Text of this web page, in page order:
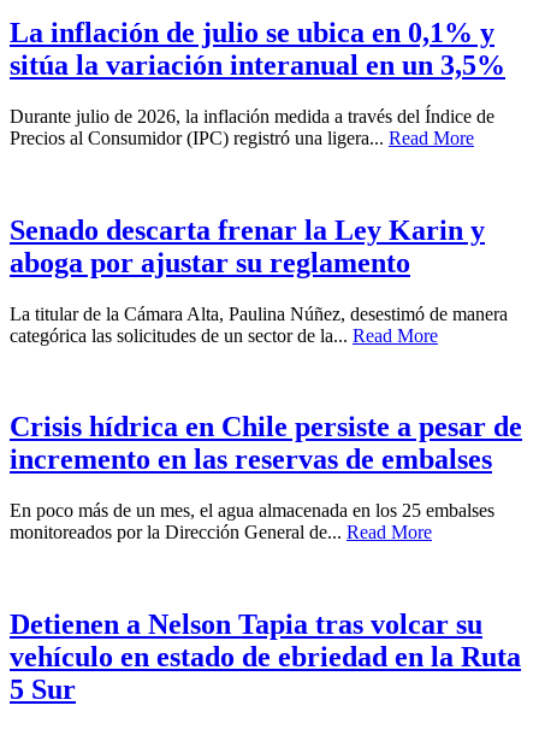
La inflación de julio se ubica en 0,1% y
sitúa la variación interanual en un 3,5%
Durante julio de 2026, la inflación medida a través del Índice de
Precios al Consumidor (IPC) registró una ligera... Read More
Senado descarta frenar la Ley Karin y
aboga por ajustar su reglamento
La titular de la Cámara Alta, Paulina Núñez, desestimó de manera
categórica las solicitudes de un sector de la... Read More
Crisis hídrica en Chile persiste a pesar de
incremento en las reservas de embalses
En poco más de un mes, el agua almacenada en los 25 embalses
monitoreados por la Dirección General de... Read More
Detienen a Nelson Tapia tras volcar su
vehículo en estado de ebriedad en la Ruta
5 Sur